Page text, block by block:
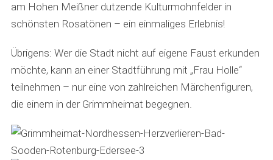
am Hohen Meißner dutzende Kulturmohnfelder in
schönsten Rosatönen – ein einmaliges Erlebnis!
Übrigens: Wer die Stadt nicht auf eigene Faust erkunden
möchte, kann an einer Stadtführung mit „Frau Holle“
teilnehmen – nur eine von zahlreichen Märchenfiguren,
die einem in der Grimmheimat begegnen.